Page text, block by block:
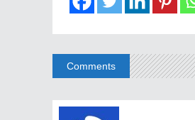
Comments